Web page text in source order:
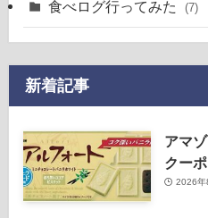
食べログ行ってみた (7)
新着記事
アマ
クー
2026年